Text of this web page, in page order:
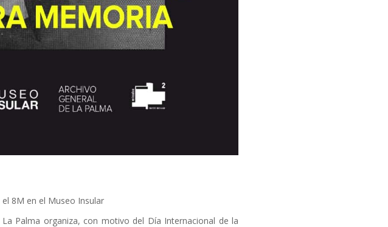
8M en el Museo Insular
Palma organiza, con motivo del Día Internacional de la